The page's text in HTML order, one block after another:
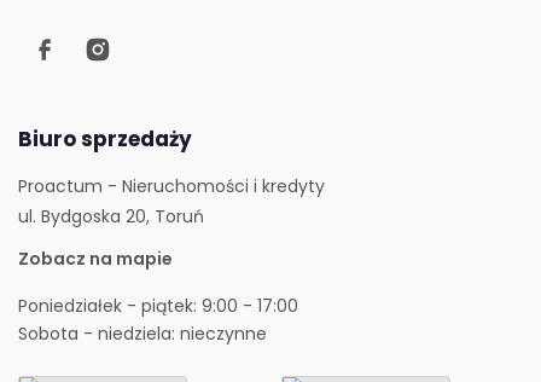
Biuro sprzedaży
Proactum - Nieruchomości i kredyty
ul. Bydgoska 20, Toruń
Zobacz na mapie
Poniedziałek - piątek: 9:00 - 17:00
Sobota - niedziela: nieczynne